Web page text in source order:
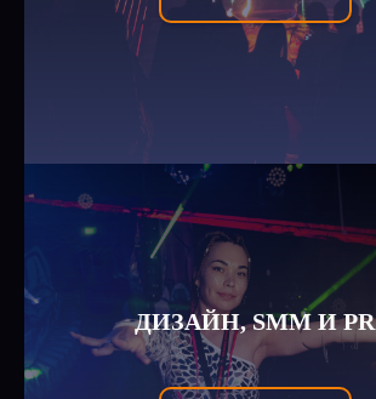
ДИЗАЙН, SMM И PR